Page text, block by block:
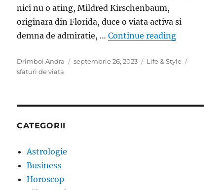
nici nu o ating, Mildred Kirschenbaum,
originara din Florida, duce o viata activa si
demna de admiratie, …Continue reading„Aceasta
Author
Drimboi Andra
Posted
septembrie 26, 2023 Categories
Life & Style
sfaturi de viata
CATEGORII
Astrologie
Business
Horoscop